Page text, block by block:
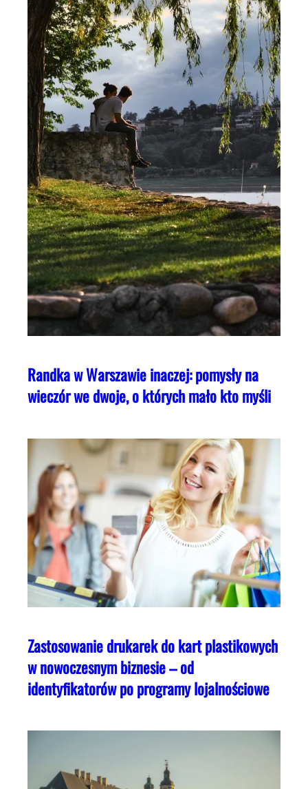
Randka w Warszawie inaczej: pomysły na
wieczór we dwoje, o których mało kto myśli
Zastosowanie drukarek do kart plastikowych
w nowoczesnym biznesie – od
identyfikatorów po programy lojalnościowe